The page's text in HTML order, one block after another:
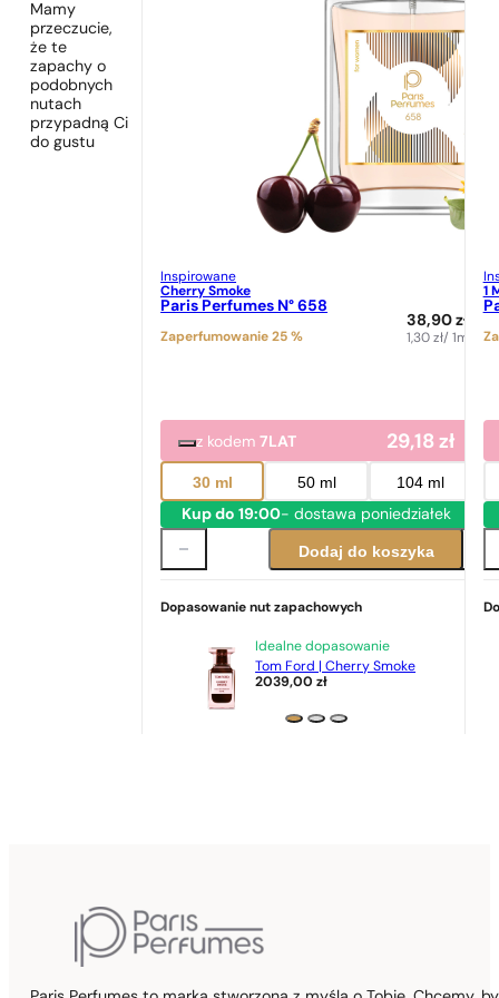
Mamy
przeczucie,
że te
zapachy o
podobnych
nutach
przypadną Ci
do gustu
Inspirowane
Cherry Smoke
Paris Perfumes N° 658
Zaperfumowanie 25 %
38,90zł
1,30zł/ 1ml
z kodem7LAT 29,18zł
30 ml 50 ml 104 ml
Kup do 19:00- dostawa poniedziałek
Dodaj do koszyka
Dopasowanie nut zapachowych
Idealne dopasowanie
Tom Ford | Cherry Smoke
2039,00zł
1